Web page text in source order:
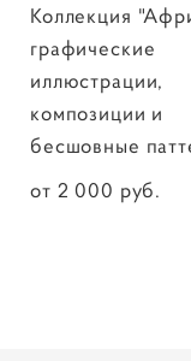
Коллекция
графические
иллюстрации,
композиции и
бесшовные
от 2 000 pуб.